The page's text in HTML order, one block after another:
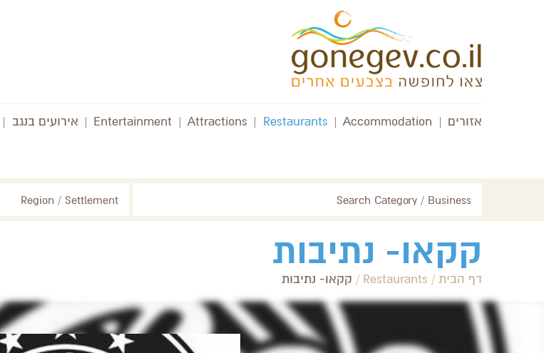
אזורים |
Accommodation
|
Restaurants
|
Attractions
|
Entertainment
| אירועים בנגב |
Search Category / Business
Region / Settlement
קקאו- נתיבות
דף הבית /
Restaurants
/ קקאו- נתיבות